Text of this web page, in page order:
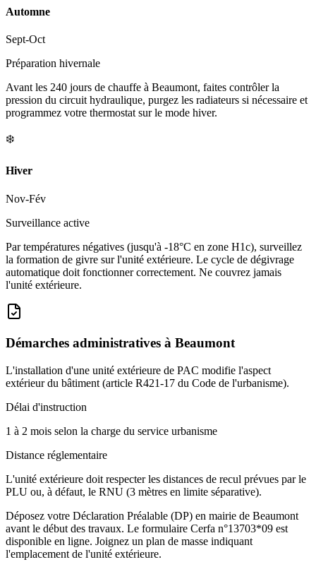
Automne
Sept-Oct
Préparation hivernale
Avant les 240 jours de chauffe à Beaumont, faites contrôler la
pression du circuit hydraulique, purgez les radiateurs si nécessaire et
programmez votre thermostat sur le mode hiver.
❄️
Hiver
Nov-Fév
Surveillance active
Par températures négatives (jusqu'à -18°C en zone H1c), surveillez
la formation de givre sur l'unité extérieure. Le cycle de dégivrage
automatique doit fonctionner correctement. Ne couvrez jamais
l'unité extérieure.
Démarches administratives à Beaumont
L'installation d'une unité extérieure de PAC modifie l'aspect
extérieur du bâtiment (article R421-17 du Code de l'urbanisme).
Délai d'instruction
1 à 2 mois selon la charge du service urbanisme
Distance réglementaire
L'unité extérieure doit respecter les distances de recul prévues par le
PLU ou, à défaut, le RNU (3 mètres en limite séparative).
Déposez votre Déclaration Préalable (DP) en mairie de Beaumont
avant le début des travaux. Le formulaire Cerfa n°13703*09 est
disponible en ligne. Joignez un plan de masse indiquant
l'emplacement de l'unité extérieure.